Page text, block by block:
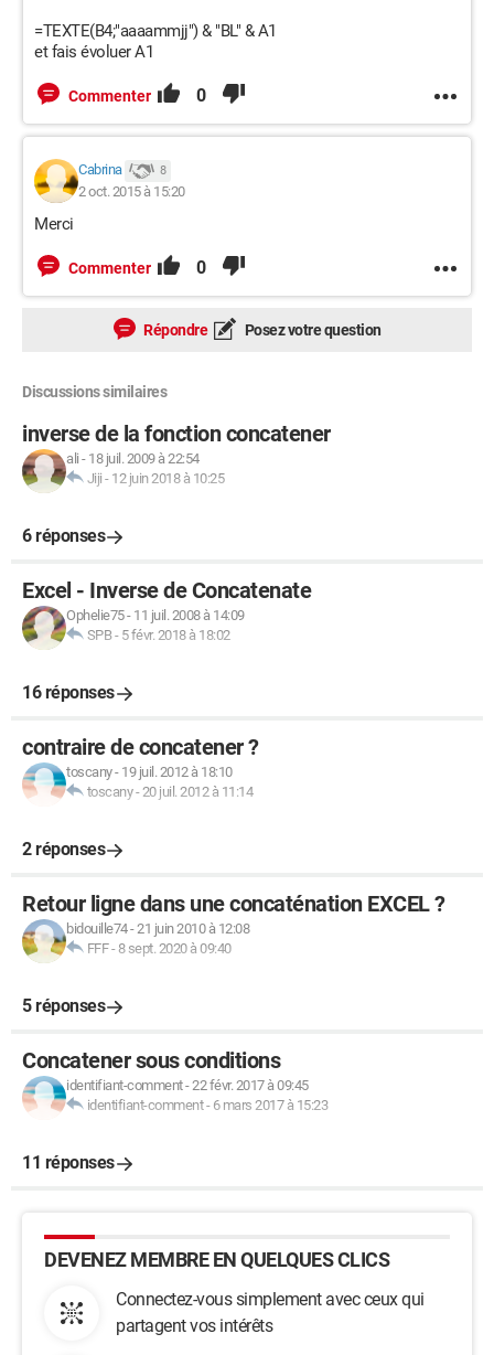
=TEXTE(B4;"aaaammjj") & "BL" & A1
et fais évoluer A1
Commenter 0
Cabrina 8
2 oct. 2015 à 15:20
Merci
Commenter 0
Répondre Posez votre question
Discussions similaires
inverse de la fonction concatener
ali - 18 juil. 2009 à 22:54
Jiji - 12 juin 2018 à 10:25
6 réponses
Excel - Inverse de Concatenate
Ophelie75- 11 juil. 2008 à 14:09
SPB- 5 févr. 2018 à 18:02
16 réponses
contraire de concatener ?
toscany- 19 juil. 2012 à 18:10
toscany-20 juil. 2012 à 11:14
2 réponses
Retour ligne dans une concaténation EXCEL ?
bidouille74-21 juin 2010 à 12:08
FFF- 8 sept. 2020 à 09:40
5 réponses
Concatener sous conditions
identifiant-comment-22 févr. 2017 à 09:45
identifiant-comment- 6 mars 2017 à 15:23
11 réponses
DEVENEZ MEMBRE EN QUELQUES CLICS
Connectez-vous simplement avec ceux qui
partagent vos intérêts